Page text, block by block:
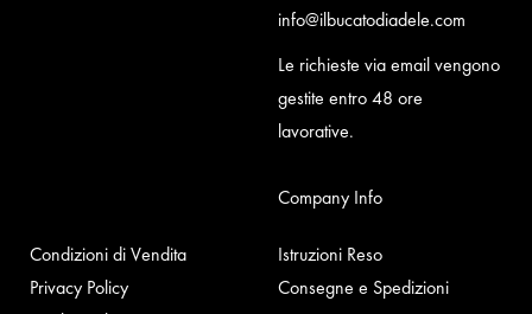
info@ilbucatodiadele.com
Le richieste via email vengono
gestite entro 48 ore
lavorative.
Company Info
Condizioni di Vendita
Privacy Policy
Istruzioni Reso
Consegne e Spedizioni